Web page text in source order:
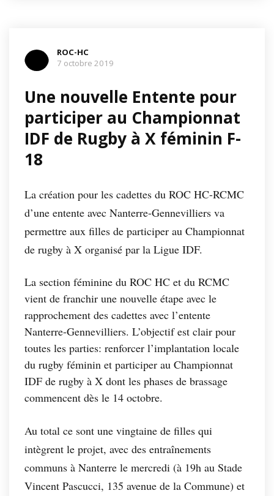
ROC-HC
7 octobre 2019
Une nouvelle Entente pour
participer au Championnat
IDF de Rugby à X féminin F-
18
La création pour les cadettes du ROC HC-RCMC
d’une entente avec Nanterre-Gennevilliers va
permettre aux filles de participer au Championnat
de rugby à X organisé par la Ligue IDF.
La section féminine du ROC HC et du RCMC
vient de franchir une nouvelle étape avec le
rapprochement des cadettes avec l’entente
Nanterre-Gennevilliers. L’objectif est clair pour
toutes les parties: renforcer l’implantation locale
du rugby féminin et participer au Championnat
IDF de rugby à X dont les phases de brassage
commencent dès le 14 octobre.
Au total ce sont une vingtaine de filles qui
intègrent le projet, avec des entraînements
communs à Nanterre le mercredi (à 19h au Stade
Vincent Pascucci, 135 avenue de la Commune) et